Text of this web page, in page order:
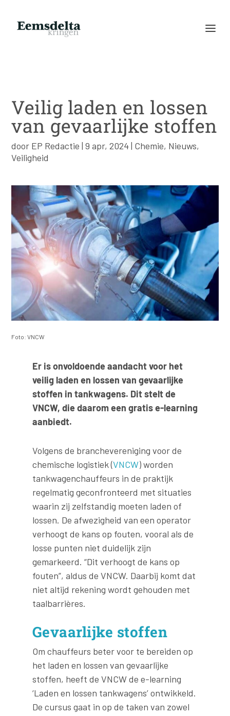
Veilig laden en lossen
van gevaarlijke stoffen
door EP Redactie |9 apr, 2024| Chemie, Nieuws,
Veiligheid
Foto: VNCW
Er is onvoldoende aandacht voor het
veilig laden en lossen van gevaarlijke
stoffen in tankwagens. Dit stelt de
VNCW, die daarom een gratis e-learning
aanbiedt.
Volgens de branchevereniging voor de
chemische logistiek (VNCW) worden
tankwagenchauffeurs in de praktijk
regelmatig geconfronteerd met situaties
waarin zij zelfstandig moeten laden of
lossen. De afwezigheid van een operator
verhoogt de kans op fouten, vooral als de
losse punten niet duidelijk zijn
gemarkeerd. “Dit verhoogt de kans op
fouten”, aldus de VNCW. Daarbij komt dat
niet altijd rekening wordt gehouden met
taalbarrières.
Gevaarlijke stoffen
Om chauffeurs beter voor te bereiden op
het laden en lossen van gevaarlijke
stoffen, heeft de VNCW de e-learning
‘Laden en lossen tankwagens’ ontwikkeld.
De cursus gaat in op de taken van zowel